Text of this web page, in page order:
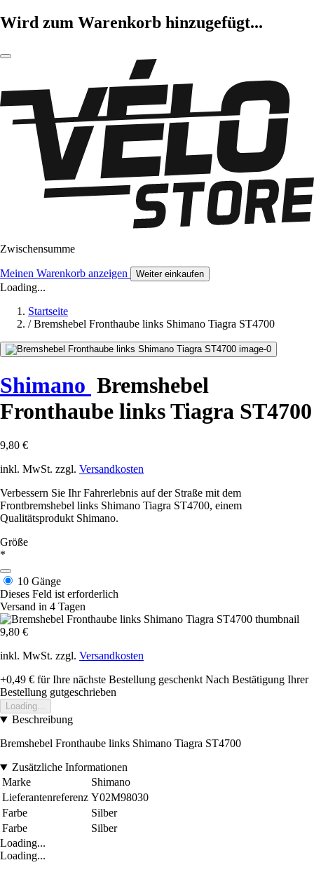
Wird zum Warenkorb hinzugefügt...
Zwischensumme
Meinen Warenkorb anzeigen Weiter einkaufen
Loading...
Startseite
/ Bremshebel Fronthaube links Shimano Tiagra ST4700
Shimano Bremshebel
Fronthaube links Tiagra ST4700
9,80 €
inkl. MwSt. zzgl. Versandkosten
Verbessern Sie Ihr Fahrerlebnis auf der Straße mit dem
Frontbremshebel links Shimano Tiagra ST4700, einem
Qualitätsprodukt Shimano.
Größe
*
10 Gänge
Dieses Feld ist erforderlich
Versand in 4 Tagen
9,80 €
inkl. MwSt. zzgl. Versandkosten
+0,49 € für Ihre nächste Bestellung geschenkt Nach Bestätigung Ihrer
Bestellung gutgeschrieben
Loading...
Beschreibung
Bremshebel Fronthaube links Shimano Tiagra ST4700
Zusätzliche Informationen
Marke
Shimano
Lieferantenreferenz Y02M98030
Farbe
Silber
Farbe
Silber
Loading...
Loading...